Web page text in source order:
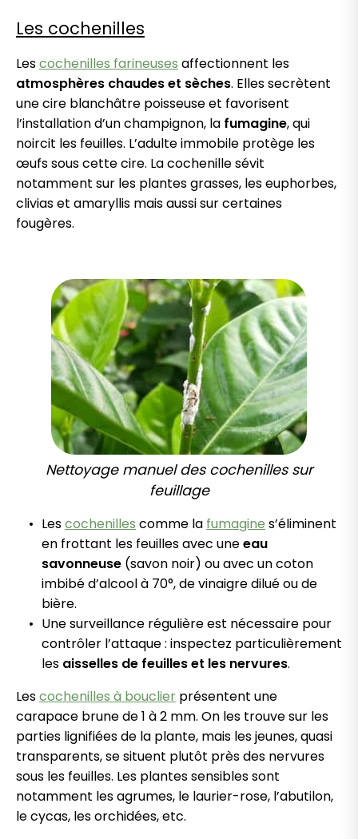
Les cochenilles
Lescochenilles farineuses affectionnent les
atmosphères chaudes et sèches. Elles secrètent
une cire blanchâtre poisseuse et favorisent
l’installation d’un champignon, la fumagine, qui
noircit les feuilles. L’adulte immobile protège les
œufs sous cette cire. La cochenille sévit
notamment sur les plantes grasses, les euphorbes,
clivias et amaryllis mais aussi sur certaines
fougères.
Nettoyage manuel des cochenilles sur
feuillage
Lescochenilles comme la fumagine s’éliminent
en frottant les feuilles avec uneeau
savonneuse (savon noir) ou avec un coton
imbibé d’alcool à 70°, de vinaigre dilué ou de
bière.
Une surveillance régulière est nécessaire pour
contrôler l’attaque : inspectez particulièrement
les aisselles de feuilles et les nervures.
Lescochenilles à bouclier présentent une
carapace brune de 1 à 2 mm. On les trouve sur les
parties lignifiées de la plante, mais les jeunes, quasi
transparents, se situent plutôt près des nervures
sous les feuilles. Les plantes sensibles sont
notamment les agrumes, le laurier-rose, l’abutilon,
le cycas, les orchidées, etc.